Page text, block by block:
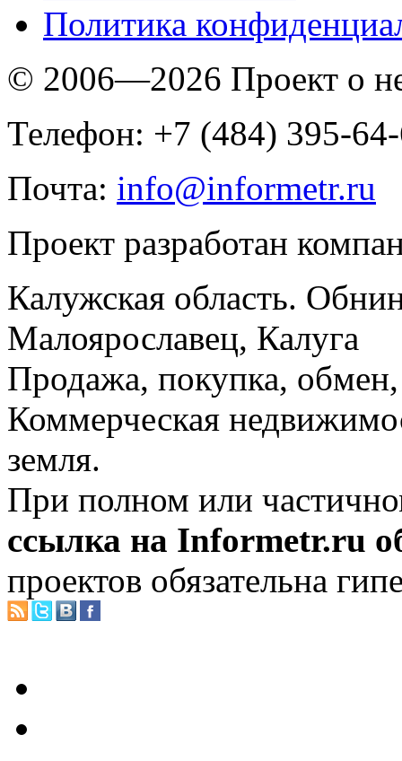
Политика
© 2006—2026 Проект о
Телефон: +7 (484) 395-
Почта: info@informetr.ru
Проект разработан
Калужская область.
Малоярославец, Калуга
Продажа, покупка, обмен,
Коммерческая
земля.
При полном или
ссылка на Informetr.ru
проектов обязательна